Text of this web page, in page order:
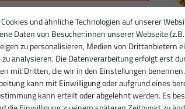
PARTIKELFILTER NEU INJEKTOREN
und ähnliche Technologien auf unserer
Daten von Besucher:innen unserer Webseite
zu personalisieren, Medien von Drittanbietern
analysieren. Die Datenverarbeitung erfolgt erst
mit Dritten, die wir in den Einstellungen benennen.
kann mit Einwilligung oder aufgrund eines
kann erteilt oder abgelehnt werden. Es